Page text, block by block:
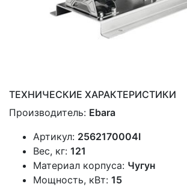
ТЕХНИЧЕСКИЕ ХАРАКТЕРИСТИКИ
Производитель: Ebara
Артикул: 2562170004I
Вес, кг: 121
Материал корпуса: Чугун
Мощность, кВт: 15